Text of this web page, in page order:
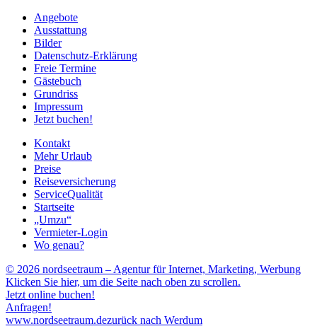
Angebote
Ausstattung
Bilder
Datenschutz-Erklärung
Freie Termine
Gästebuch
Grundriss
Impressum
Jetzt buchen!
Kontakt
Mehr Urlaub
Preise
Reiseversicherung
ServiceQualität
Startseite
„Umzu“
Vermieter-Login
Wo genau?
© 2026 nordseetraum – Agentur für Internet, Marketing, Werbung
Klicken Sie hier, um die Seite nach oben zu scrollen.
Jetzt online buchen!
Anfragen!
www.nordseetraum.dezurück nach Werdum